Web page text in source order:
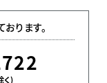
ります。
く)